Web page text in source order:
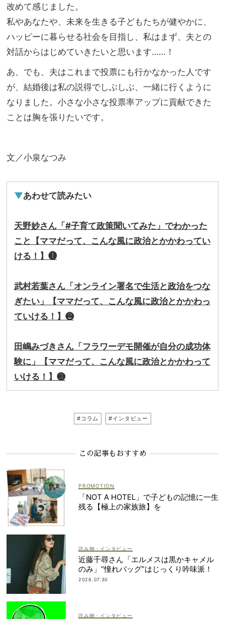
改めて感じました。
私やあなたや、未来を生きる子どもたちが健やかに、
ハッピーに暮らせる社会を目指し、私はまず、夫との
対話からはじめていきたいと思います……！
あ、でも、夫はこれまで投票にも行かなかった人です
が、結婚後は私の説得でしぶしぶ、一緒に行くように
なりました。小さな小さな投票率アップに貢献できた
ことは胸を張りたいです。
文／小泉なつみ
▼あわせて読みたい
天野妙さん「#子育て政策聞いてみた」でわかった
こと【ママだって、こんな風に政治とかかわってい
ける！】❶
武村若葉さん「オンライン署名で生活と政治をつな
ぎたい」【ママだって、こんな風に政治とかかわっ
ていける！】❷
田嶋みづきさん「フラワーデモ開催が自分の成功体
験に」【ママだって、こんな風に政治とかかわって
いける！】❸
#コラム #インタビュー
この記事もおすすめ
「NOT A HOTEL」で子どもの記憶に一生
残る【極上の家族旅】を
読み物・インタビュー
近藤千尋さん「エルメスは黒かキャメル
のみ」“憧れバッグ”はじっくり吟味派！
2026.07.30
読み物・インタビュー